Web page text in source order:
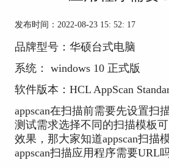
发布时间：2022-08-23 15: 52: 17
品牌型号：华硕台式电脑
系统： windows 10 正式版
软件版本：HCL AppScan
appscan在扫描前需要先设置扫
测试需求选择不同的扫描模板
效果，那大家知道appscan扫描
appscan扫描应用程序需要URL